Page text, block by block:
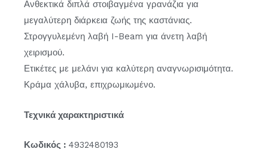
Ανθεκτικά διπλά στοιβαγμένα γρανάζια για
μεγαλύτερη διάρκεια ζωής της καστάνιας.
Στρογγυλεμένη λαβή I-Beam για άνετη λαβή
χειρισμού.
Ετικέτες με μελάνι για καλύτερη αναγνωρισιμότητα.
Κράμα χάλυβα, επιχρωμιωμένο.
Τεχνικά χαρακτηριστικά
Κωδικός : 4932480193